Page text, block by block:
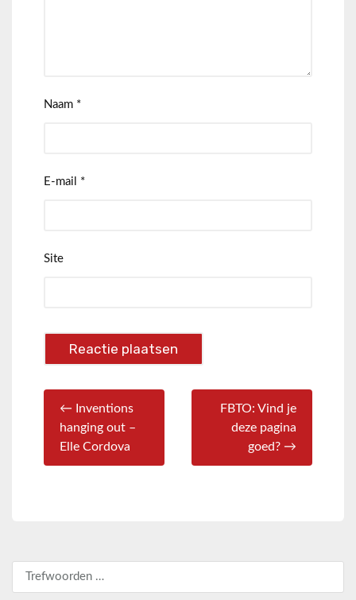
Naam *
E-mail *
Site
← Inventions
hanging out –
Elle Cordova
FBTO: Vind je
deze pagina
goed? →